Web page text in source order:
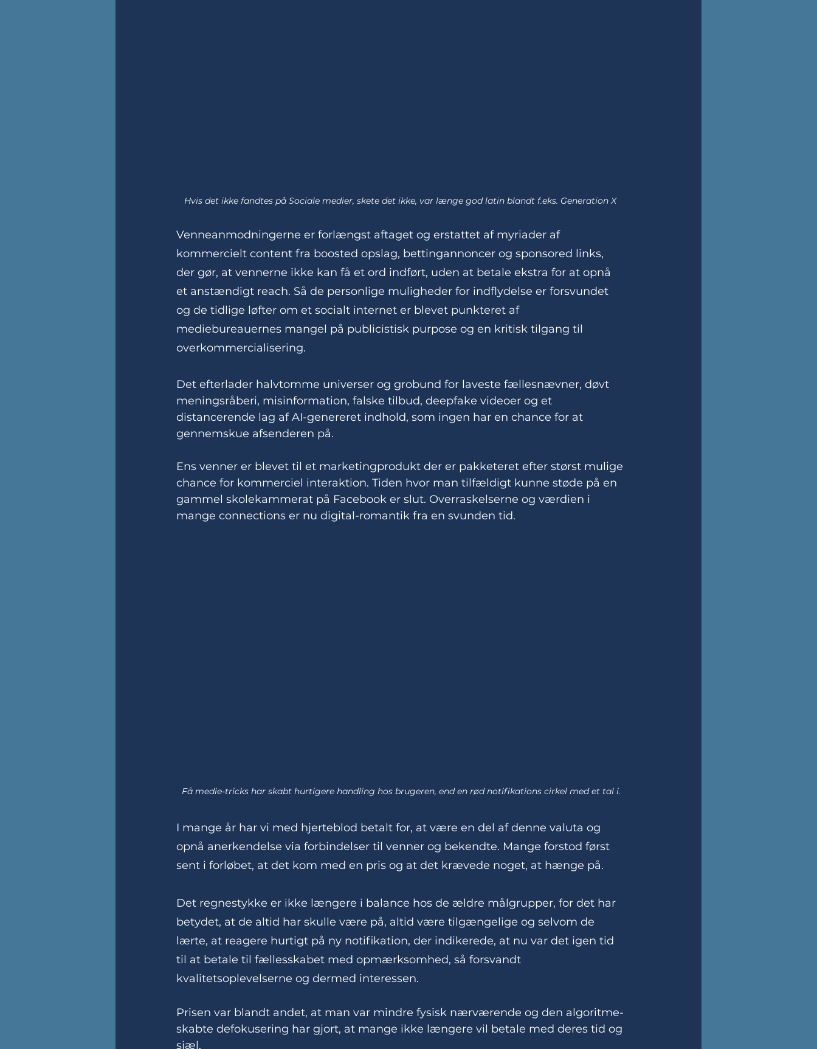
Hvis det ikke fandtes på Sociale medier, skete det ikke, var længe god latin blandt f.eks. Generation X
Venneanmodningerne er forlængst aftaget og erstattet af myriader af
kommercielt content fra boosted opslag, bettingannoncer og sponsored links,
der gør, at vennerne ikke kan få et ord indført, uden at betale ekstra for at opnå
et anstændigt reach. Så de personlige muligheder for indflydelse er forsvundet
og de tidlige løfter om et socialt internet er blevet punkteret af
mediebureauernes mangel på publicistisk purpose og en kritisk tilgang til
overkommercialisering.
Det efterlader halvtomme universer og grobund for laveste fællesnævner, døvt
meningsråberi, misinformation, falske tilbud, deepfake videoer og et
distancerende lag af AI-genereret indhold, som ingen har en chance for at
gennemskue afsenderen på.
Ens venner er blevet til et marketingprodukt der er pakketeret efter størst mulige
chance for kommerciel interaktion. Tiden hvor man tilfældigt kunne støde på en
gammel skolekammerat på Facebook er slut. Overraskelserne og værdien i
mange connections er nu digital-romantik fra en svunden tid.
Få medie-tricks har skabt hurtigere handling hos brugeren, end en rød notifikations cirkel med et tal i.
I mange år har vi med hjerteblod betalt for, at være en del af denne valuta og
opnå anerkendelse via forbindelser til venner og bekendte. Mange forstod først
sent i forløbet, at det kom med en pris og at det krævede noget, at hænge på.
Det regnestykke er ikke længere i balance hos de ældre målgrupper, for det har
betydet, at de altid har skulle være på, altid være tilgængelige og selvom de
lærte, at reagere hurtigt på ny notifikation, der indikerede, at nu var det igen tid
til at betale til fællesskabet med opmærksomhed, så forsvandt
kvalitetsoplevelserne og dermed interessen.
Prisen var blandt andet, at man var mindre fysisk nærværende og den algoritme-
skabte defokusering har gjort, at mange ikke længere vil betale med deres tid og
sjæl.